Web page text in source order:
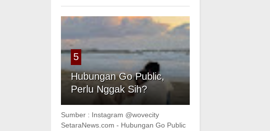
5
Hubungan Go Public,
Perlu Nggak Sih?
Sumber : Instagram @wovecity
SetaraNews.com - Hubungan Go Public